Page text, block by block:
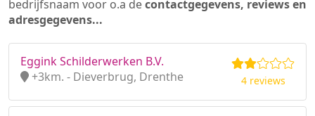
bedrijfsnaam voor o.a decontactgegevens, reviews en
adresgegevens...
Eggink Schilderwerken B.V.
+3km. - Dieverbrug, Drenthe
4 reviews